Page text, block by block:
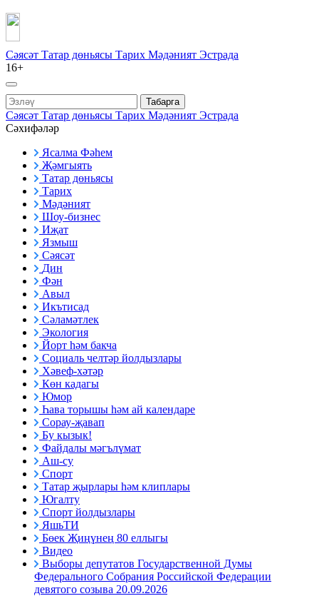
Сәясәт Татар дөньясы Тарих Мәдәният Эстрада
16+
Табарга
Сәясәт Татар дөньясы Тарих Мәдәният Эстрада
Сәхифәләр
Ясалма Фәһем
Җәмгыять
Татар дөньясы
Тарих
Мәдәният
Шоу-бизнес
Иҗат
Язмыш
Сәясәт
Дин
Фән
Авыл
Икътисад
Сәламәтлек
Экология
Йорт һәм бакча
Социаль челтәр йолдызлары
Хәвеф-хәтәр
Көн кадагы
Юмор
Һава торышы һәм ай календаре
Сорау-җавап
Бу кызык!
Файдалы мәгълүмат
Аш-су
Спорт
Татар җырлары һәм клиплары
Югалту
Спорт йолдызлары
ЯшьТИ
Бөек Җиңүнең 80 еллыгы
Видео
Выборы депутатов Государственной Думы
Федерального Собрания Российской Федерации
девятого созыва 20.09.2026